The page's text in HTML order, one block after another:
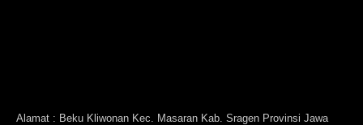
Alamat : Beku Kliwonan Kec. Masaran Kab. Sragen Provinsi Jawa